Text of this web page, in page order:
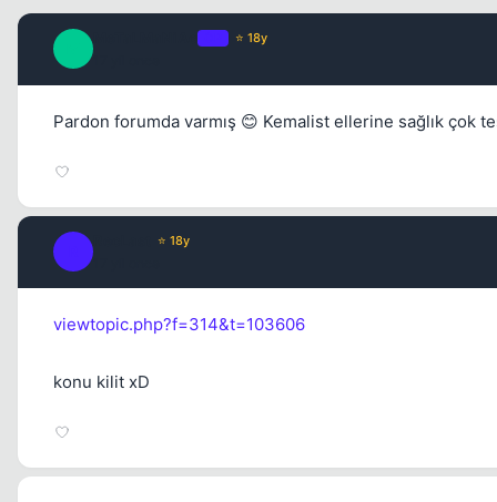
⭐ 18y
Pardon forumda varmış 😊 Kemalist ellerine sağlık çok
⭐ 18y
viewtopic.php?f=314&t=103606
konu kilit xD